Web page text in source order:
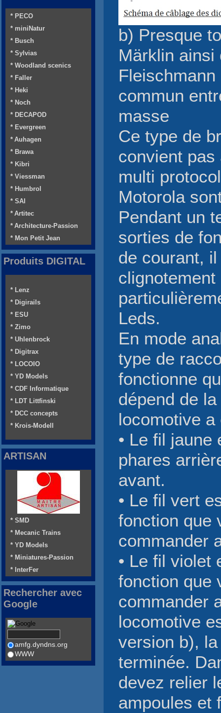
b) Presque
Märklin ainsi
commun
masse
Ce type de
convient pas
multi
Motorola
Pendant un
sorties de
de courant,
Leds.
En mode
type de
fonctionne
dépend de
locomotive
• Le fil jaune
phares
avant.
• Le fil vert
fonction que
commander
• Le fil violet
fonction que
commander
locomotive
version b),
terminée.
devez relier
ampoules et
* PECO
* miniNatur
* Busch
* Sylvias
* Woodland scenics
* Faller
* Heki
* Noch
* DECAPOD
* Evergreen
* Auhagen
* Brawa
* Kibri
* Viessman
* Humbrol
* SAI
* Artitec
* Architecture-Passion
* Mon Petit Jean
Produits DIGITAL
* Lenz
* Digirails
* ESU
* Zimo
* Uhlenbrock
* Digitrax
* LOCOIO
* YD Models
* CDF Informatique
* LDT Littfinski
* DCC concepts
* Krois-Modell
ARTISAN
* SMD
* Mecanic Trains
* YD Models
* Miniatures-Passion
* InterFer
Rechercher avec
Google
amfg.dyndns.org
WWW